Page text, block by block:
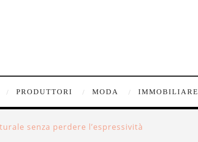
PRODUTTORI MODA IMMOBILIARE
senza perdere l’espressività